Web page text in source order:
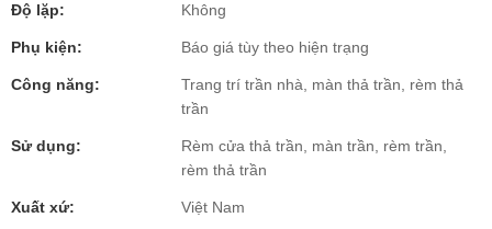
Độ lặp: Không
Phụ kiện: Báo giá tùy theo hiện trạng
Công năng:
Trang trí trần nhà, màn thả trần, rèm thả
trần
Sử dụng:
Rèm cửa thả trần, màn trần, rèm trần,
rèm thả trần
Xuất xứ: Việt Nam